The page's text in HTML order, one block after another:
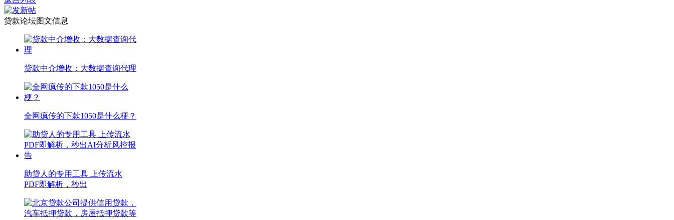
贷款论坛图文信息
贷款中介增收：大数据查询代理
全网疯传的下款1050是什么梗？
助贷人的专用工具 上传流水
PDF即解析，秒出